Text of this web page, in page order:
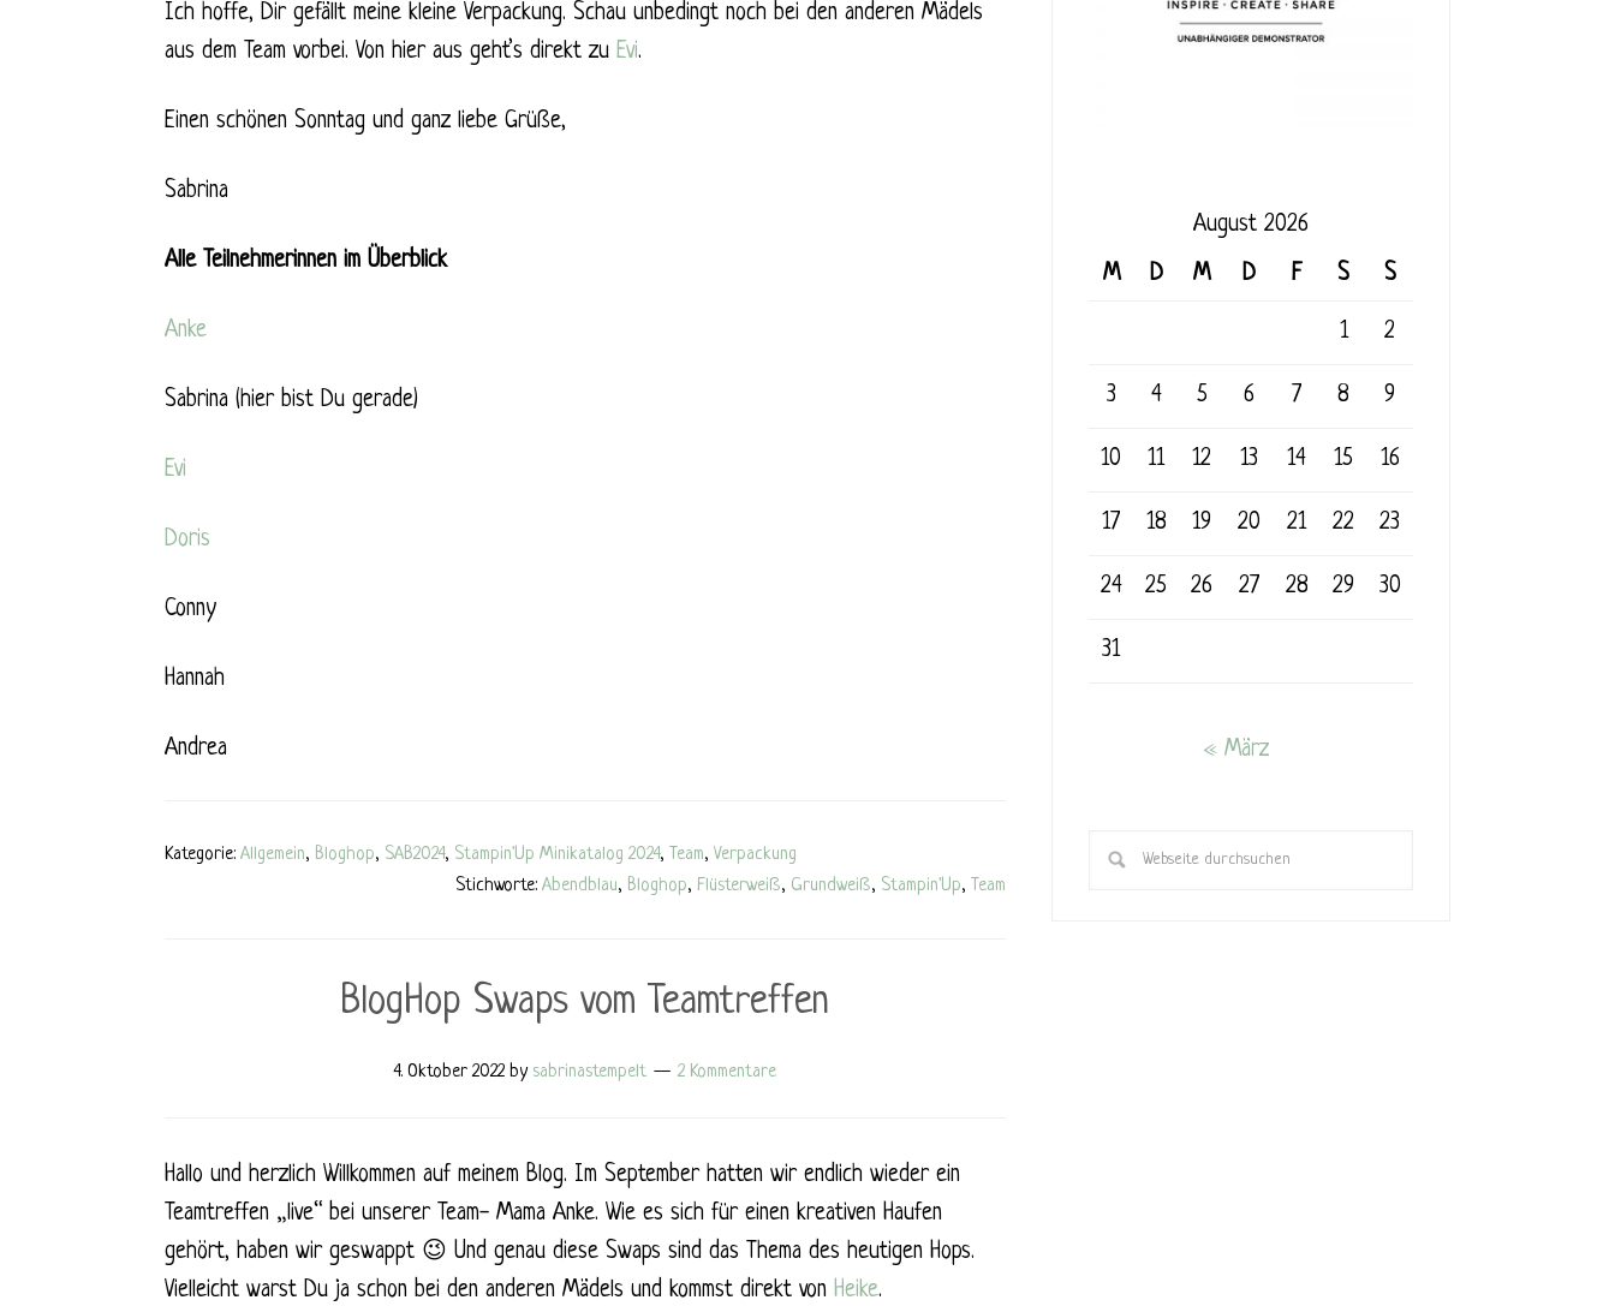
Ich hoffe, Dir gefällt meine kleine Verpackung. Schau unbedingt noch bei den anderen Mädels
aus dem Team vorbei. Von hier aus geht’s direkt zu Evi.
Einen schönen Sonntag und ganz liebe Grüße,
Sabrina
Alle Teilnehmerinnen im Überblick
Anke
Sabrina (hier bist Du gerade)
Evi
Doris
Conny
Hannah
Andrea
Kategorie: Allgemein, Bloghop, SAB2024, Stampin'Up Minikatalog 2024, Team, Verpackung
Stichworte: Abendblau, Bloghop, Flüsterweiß, Grundweiß, Stampin'Up, Team
BlogHop Swaps vom Teamtreffen
4. Oktober 2022 by sabrinastempelt 2 Kommentare
Hallo und herzlich Willkommen auf meinem Blog. Im September hatten wir endlich wieder ein
Teamtreffen „live“ bei unserer Team- Mama Anke. Wie es sich für einen kreativen Haufen
gehört, haben wir geswappt 😉 Und genau diese Swaps sind das Thema des heutigen Hops.
Vielleicht warst Du ja schon bei den anderen Mädels und kommst direkt von Heike.
August 2026
M
D M D F S S
1 2
3 4 5 6 7 8 9
10 11 12 13 14 15 16
17 18 19 20 21 22 23
24 25 26 27 28 29 30
31
« März